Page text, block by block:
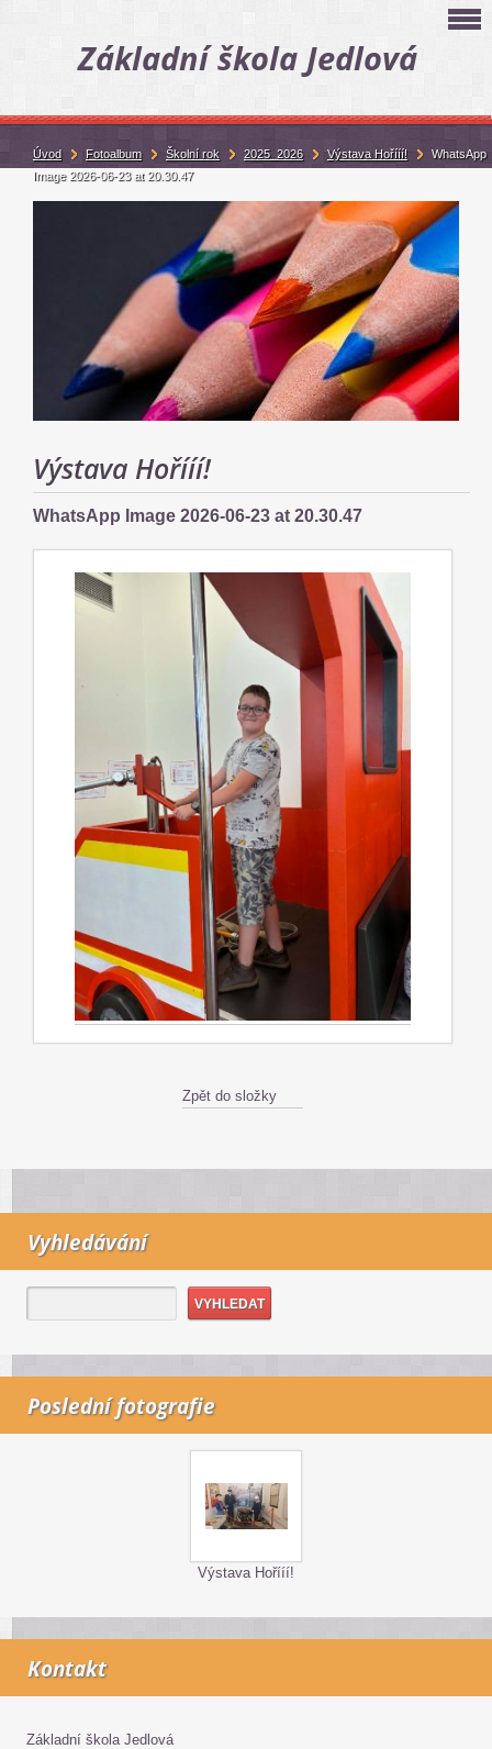
Základní škola Jedlová
Výstava Hořííí!
WhatsApp Image 2026-06-23 at 20.30.47
Zpět do složky
Vyhledávání
Poslední fotografie
Výstava Hořííí!
Kontakt
Základní škola Jedlová
Úvod Fotoalbum Školní rok 2025_2026 Výstava Hořííí!
WhatsApp
Image 2026-06-23 at 20.30.47